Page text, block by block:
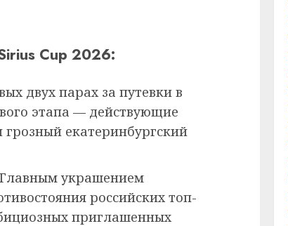
Cup 2026:
двух парах за путевки в
этапа — действующие
грозный екатеринбургский
Главным украшением
российских топ-
приглашенных